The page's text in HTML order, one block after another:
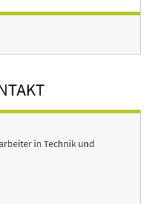
in Technik und